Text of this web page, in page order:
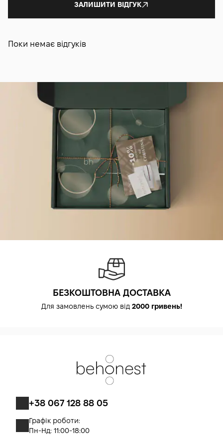
ЗАЛИШИТИ ВІДГУК
Поки немає відгуків
БЕЗКОШТОВНА ДОСТАВКА
Для замовлень сумою від 2000 гривень!
+38 067 128 88 05
Графік роботи:
Пн-Нд: 11:00-18:00